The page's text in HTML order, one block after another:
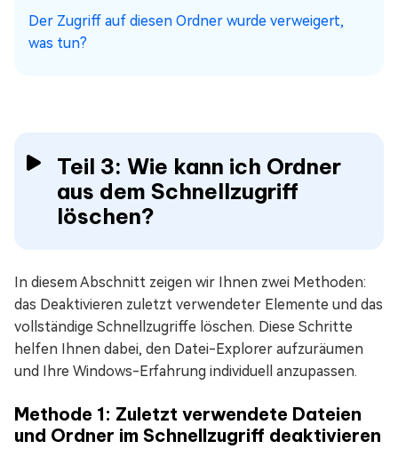
Der Zugriff auf diesen Ordner wurde verweigert,
was tun?
Teil 3: Wie kann ich Ordner
aus dem Schnellzugriff
löschen?
In diesem Abschnitt zeigen wir Ihnen zwei Methoden:
das Deaktivieren zuletzt verwendeter Elemente und das
vollständige Schnellzugriffe löschen. Diese Schritte
helfen Ihnen dabei, den Datei-Explorer aufzuräumen
und Ihre Windows-Erfahrung individuell anzupassen.
Methode 1: Zuletzt verwendete Dateien
und Ordner im Schnellzugriff deaktivieren